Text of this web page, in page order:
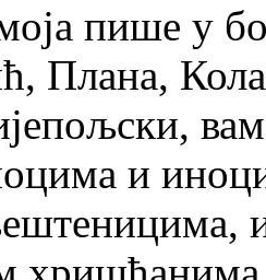
пише у
Плана,
и